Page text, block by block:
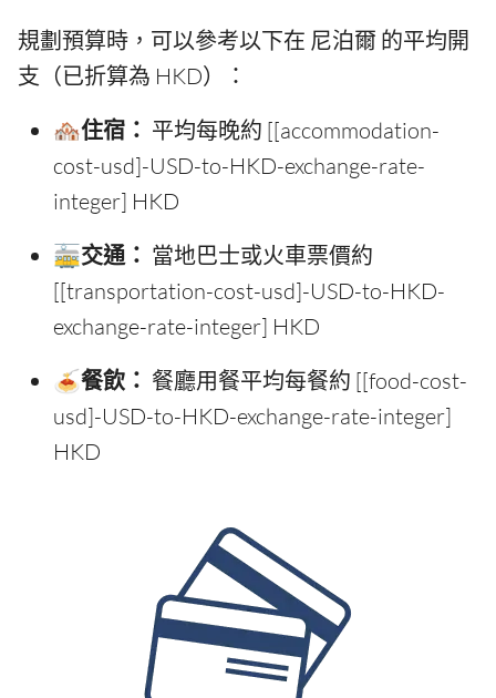
規劃預算時，可以參考以下在 尼泊爾 的平均開
支（已折算為 HKD）：
🏘️住宿： 平均每晚約 [[accommodation-
cost-usd]-USD-to-HKD-exchange-rate-
integer] HKD
🚋交通： 當地巴士或火車票價約
[[transportation-cost-usd]-USD-to-HKD-
exchange-rate-integer] HKD
🍝餐飲： 餐廳用餐平均每餐約 [[food-cost-
usd]-USD-to-HKD-exchange-rate-integer]
HKD